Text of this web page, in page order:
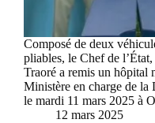
Composé de deux
pliables, le Chef de
Traoré a remis un hôpital
Ministère en charge de la
le mardi 11 mars 2025 à
12 mars 2025